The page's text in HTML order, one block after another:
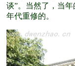
谈”。当然了，当
年代重修的。